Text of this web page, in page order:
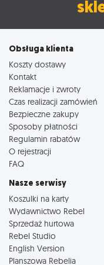
Obsługa klienta
Koszty dostawy
Kontakt
Reklamacje i zwroty
Czas realizacji zamówień
Bezpieczne zakupy
Sposoby płatności
Regulamin rabatów
O rejestracji
FAQ
Nasze serwisy
Koszulki na karty
Wydawnictwo Rebel
Sprzedaż hurtowa
Rebel Studio
English Version
Planszowa Rebelia